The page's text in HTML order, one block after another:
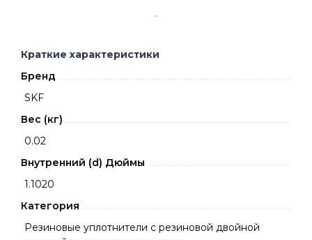
Краткие характеристики
Бренд
SKF
Вес (кг)
0.02
Внутренний (d) Дюймы
1.1020
Категория
Резиновые уплотнители с резиновой двойной